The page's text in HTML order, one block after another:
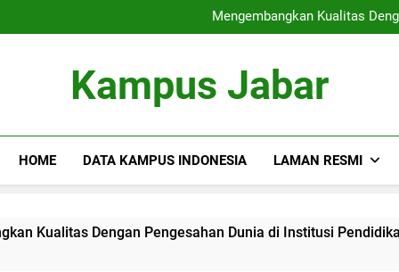
Mengembangkan Kualitas
Blended
Mengembangkan Kualitas
Blended
Kampus Jabar
HOME DATA KAMPUS INDONESIA LAMAN RESMI
Dengan Pengesahan Dunia di Institusi Pendidikan